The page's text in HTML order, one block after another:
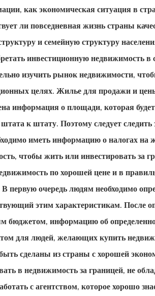
как экономическая ситуация в
ли повседневная жизнь страны
и семейную структуру
инвестиционную недвижимость в
изучить рынок недвижимости,
целях. Жилье для продажи и
информация о площади, которая
к штату. Поэтому следует следить
иметь информацию о налогах на
чтобы жить или инвестировать за
по хорошей цене и в
первую очередь людям необходимо
этим характеристикам. После
бюджетом, информацию об
для людей, желающих купить
сделаны из страны с хорошей
в недвижимость за границей, не
с агентством, которое хорошо